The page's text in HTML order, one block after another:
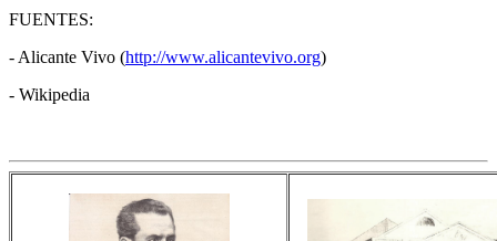
FUENTES:
- Alicante Vivo (http://www.alicantevivo.org)
- Wikipedia